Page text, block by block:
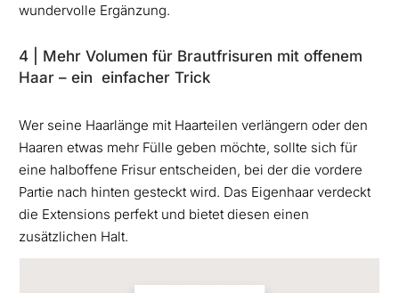
wundervolle Ergänzung.
4 | Mehr Volumen für Brautfrisuren mit offenem
Haar – ein einfacher Trick
Wer seine Haarlänge mit Haarteilen verlängern oder den
Haaren etwas mehr Fülle geben möchte, sollte sich für
eine halboffene Frisur entscheiden, bei der die vordere
Partie nach hinten gesteckt wird. Das Eigenhaar verdeckt
die Extensions perfekt und bietet diesen einen
zusätzlichen Halt.